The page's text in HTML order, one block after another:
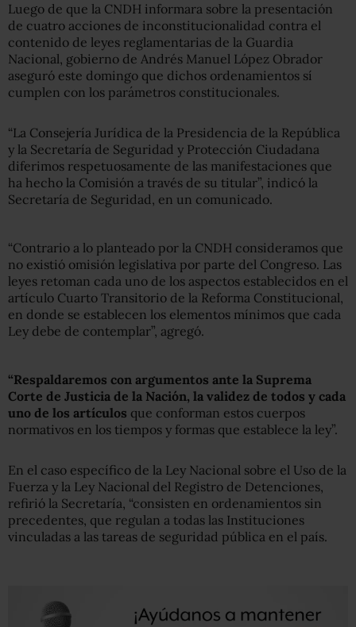
Luego de que la CNDH informara sobre la presentación
de cuatro acciones de inconstitucionalidad contra el
contenido de leyes reglamentarias de la Guardia
Nacional, gobierno de Andrés Manuel López Obrador
aseguró este domingo que dichos ordenamientos sí
cumplen con los parámetros constitucionales.
“La Consejería Jurídica de la Presidencia de la República
y la Secretaría de Seguridad y Protección Ciudadana
diferimos respetuosamente de las manifestaciones que
ha hecho la Comisión a través de su titular”, indicó la
Secretaría de Seguridad, en un comunicado.
“Contrario a lo planteado por la CNDH consideramos que
no existió omisión legislativa por parte del Congreso. Las
leyes retoman cada uno de los aspectos establecidos en el
artículo Cuarto Transitorio de la Reforma Constitucional,
en donde se establecen los elementos mínimos que cada
Ley debe de contemplar”, agregó.
“Respaldaremos con argumentos ante la Suprema
Corte de Justicia de la Nación, la validez de todos y cada
uno de los artículos que conforman estos cuerpos
normativos en los tiempos y formas que establece la ley”.
En el caso específico de la Ley Nacional sobre el Uso de la
Fuerza y la Ley Nacional del Registro de Detenciones,
refirió la Secretaría, “consisten en ordenamientos sin
precedentes, que regulan a todas las Instituciones
vinculadas a las tareas de seguridad pública en el país.